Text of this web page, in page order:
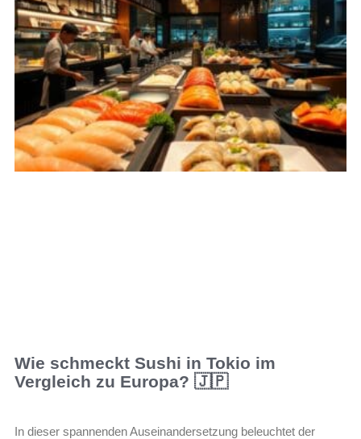
Wie schmeckt Sushi in Tokio im
Vergleich zu Europa? 🇯🇵
In dieser spannenden Auseinandersetzung beleuchtet der